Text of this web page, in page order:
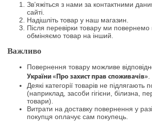
Зв’яжіться з нами за контактними
сайті.
Надішліть товар у наш магазин.
Після перевірки товару ми
обміняємо товар на інший.
Важливо
Повернення товару можливе
України «Про захист прав споживачів».
Деякі категорії товарів не підлягають
(наприклад, засоби гігієни, білизна,
товари).
Витрати на доставку повернення у
покупця оплачує сам покупець.